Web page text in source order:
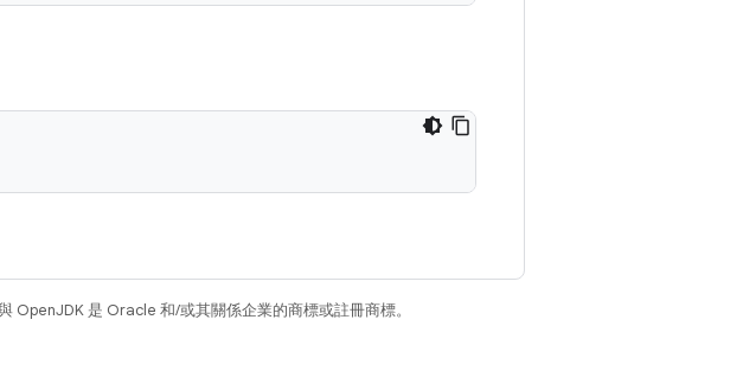
OpenJDK 是 Oracle 和/或其關係企業的商標或註冊商標。